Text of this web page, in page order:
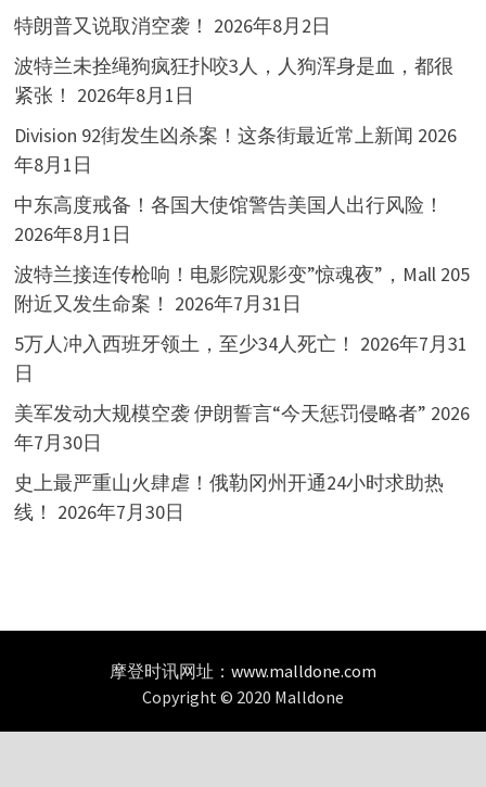
特朗普又说取消空袭！ 2026年8月2日
波特兰未拴绳狗疯狂扑咬3人，人狗浑身是血，都很
紧张！ 2026年8月1日
Division 92街发生凶杀案！这条街最近常上新闻 2026
年8月1日
中东高度戒备！各国大使馆警告美国人出行风险！
2026年8月1日
波特兰接连传枪响！电影院观影变”惊魂夜”，Mall 205
附近又发生命案！ 2026年7月31日
5万人冲入西班牙领土，至少34人死亡！ 2026年7月31
日
美军发动大规模空袭 伊朗誓言“今天惩罚侵略者” 2026
年7月30日
史上最严重山火肆虐！俄勒冈州开通24小时求助热
线！ 2026年7月30日
摩登时讯网址： www.malldone.com
Copyright © 2020 Malldone